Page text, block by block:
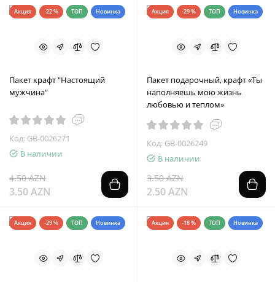
Акция -22 % ТОП Новинка
Пакет крафт "Настоящий
мужчина"
Код: GB-0026271
В наличии
4.50 AZN
3.50 AZN
Акция -29 % ТОП Новинка
Пакет подарочный, крафт «Ты
наполняешь мою жизнь
любовью и теплом»
Код: GB-0026249
В наличии
3.50 AZN
2.50 AZN
Акция -29 % ТОП Новинка Акция -18 % ТОП Новинка